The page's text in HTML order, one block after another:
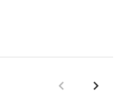
Poprzedni
keyboard_arrow_left keyboard_arrow_right